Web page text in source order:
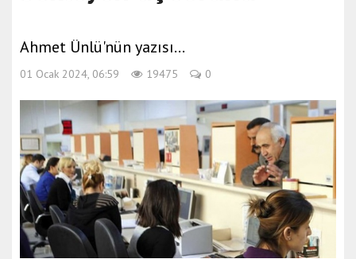
Ahmet Ünlü'nün yazısı...
01 Ocak 2024, 06:59 19475 0